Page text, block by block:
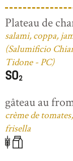
Plateau de
salami, coppa,
(Salumificio
Tidone - PC)
gâteau au
crème de
frisella